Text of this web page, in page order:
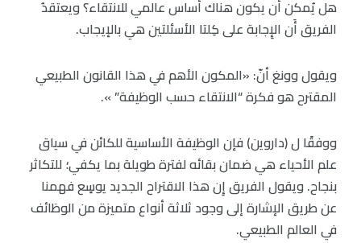
هل يُمكن أَن يكون هناك أَساس عالمي للانتقاء؟ ويعتقدُ
الفريق أَن الإِجابة على كِلتا الأسئلتين هي بالإيجاب.
ويقول وونغ أنّ: «المكون الأهم في هذا القانون الطبيعي
المقترح هو فكرة “الانتقاء حسب الوظيفة” ».
ووفقًا ل (داروين) فإن الوظيفة الأساسية للكائن في سياق
علم الأحياء هي ضمان بقائه لفترة طويلة بما يكفي؛ للتكاثر
بنجاح. ويقول الفريق إِن هذا الاقتراح الجديد يوسٍع فهمنا
عن طريق الإشارة إلى وجود ثلاثة أنواع متميزة من الوظائف
في العالم الطبيعي.